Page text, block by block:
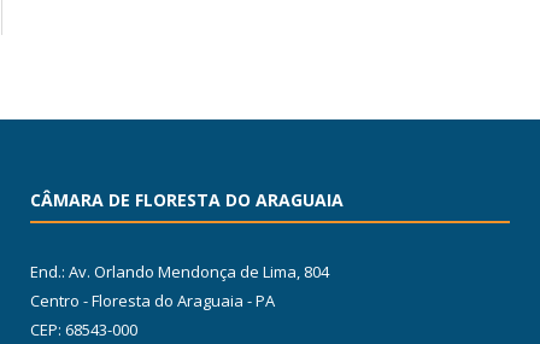
CÂMARA DE FLORESTA DO ARAGUAIA
End.: Av. Orlando Mendonça de Lima, 804
Centro - Floresta do Araguaia - PA
CEP: 68543-000